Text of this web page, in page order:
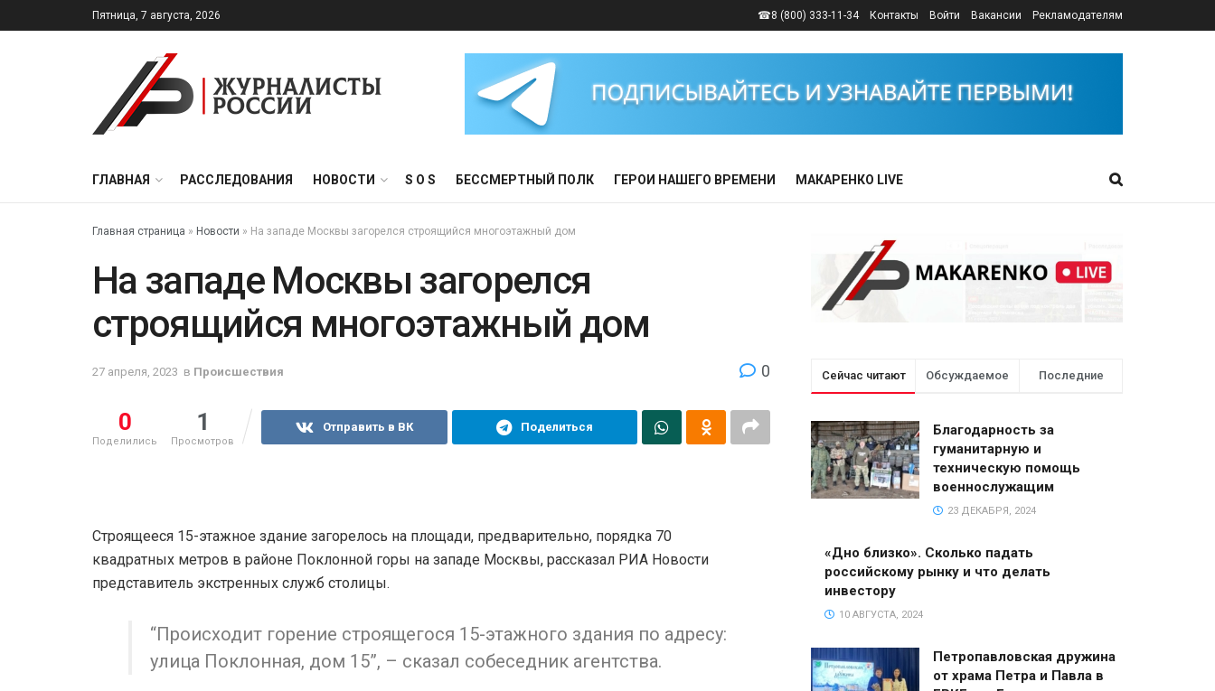
Пятница, 7 августа, 2026 ☎8 (800) 333-11-34 Контакты Войти Вакансии Рекламодателям
ГЛАВНАЯ РАССЛЕДОВАНИЯ НОВОСТИ S O S БЕССМЕРТНЫЙ ПОЛК ГЕРОИ НАШЕГО ВРЕМЕНИ МАКАРЕНКО LIVE
Главная страница » Новости » На западе Москвы загорелся строящийся многоэтажный дом
На западе Москвы загорелся
строящийся многоэтажный дом
27 апреля, 2023 в Происшествия 0
0
Поделились
1
Просмотров
Отправить в ВК Поделиться
Строящееся 15-этажное здание загорелось на площади, предварительно, порядка 70
квадратных метров в районе Поклонной горы на западе Москвы, рассказал РИА Новости
представитель экстренных служб столицы.
“Происходит горение строящегося 15-этажного здания по адресу:
улица Поклонная, дом 15”, – сказал собеседник агентства.
Сейчас читают Обсуждаемое Последние
Благодарность за
гуманитарную и
техническую помощь
военнослужащим
23 ДЕКАБРЯ, 2024
«Дно близко». Сколько падать
российскому рынку и что делать
инвестору
10 АВГУСТА, 2024
Петропавловская дружина
от храма Петра и Павла в